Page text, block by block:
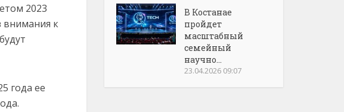
2023
внимания к
года ее
В Костанае
пройдет
масштабный
семейный
научно...
23.04.2026 09:07